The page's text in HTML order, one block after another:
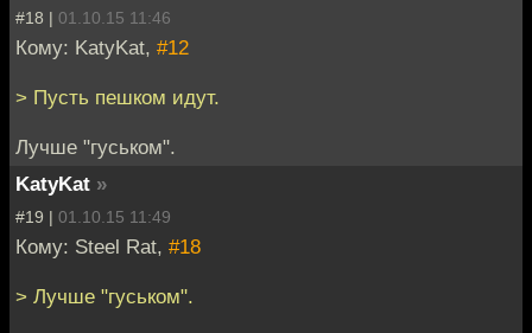
#18 | 01.10.15 11:46
Кому: KatyKat, #12
> Пусть пешком идут.
Лучше "гуськом".
KatyKat »
#19 | 01.10.15 11:49
Кому: Steel Rat, #18
> Лучше "гуськом".